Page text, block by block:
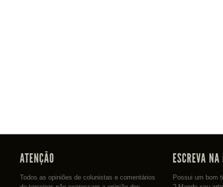
Todos as opiniões de colunistas e comentários
Possui um bom